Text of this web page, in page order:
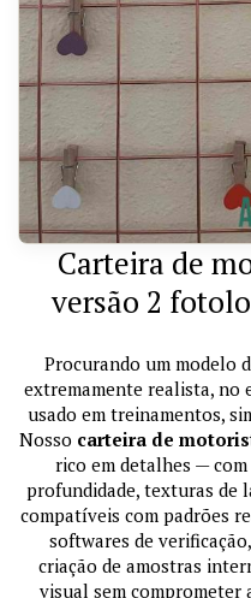
Carteira de
versão 2
Procurando um modelo
extremamente realista,
usado em treinamentos,
Nosso carteira de
rico em detalhes —
profundidade, texturas de
compatíveis com padrões
softwares de
criação de amostras
visual sem comprometer